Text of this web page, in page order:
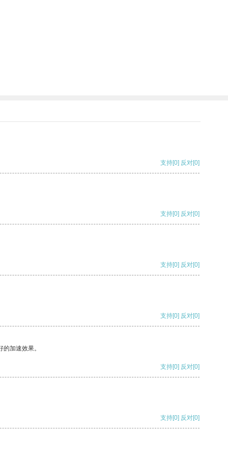
支持[0] 反对[0]
支持[0] 反对[0]
支持[0] 反对[0]
支持[0] 反对[0]
加速效果。
支持[0] 反对[0]
支持[0] 反对[0]